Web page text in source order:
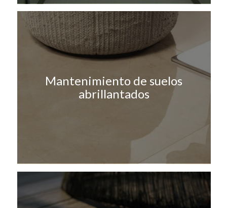
Mantenimiento de suelos
abrillantados